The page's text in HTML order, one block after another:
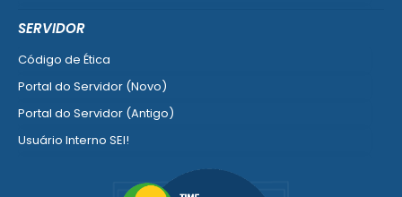
SERVIDOR
Código de Ética
Portal do Servidor (Novo)
Portal do Servidor (Antigo)
Usuário Interno SEI!